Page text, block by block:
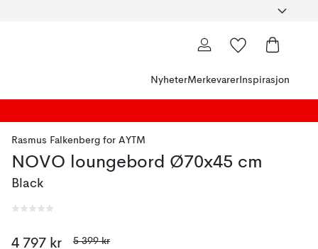
NyheterMerkevarer Inspirasjon
Rasmus Falkenberg for AYTM
NOVO loungebord Ø70x45 cm
Black
4 797 kr 5 399 kr